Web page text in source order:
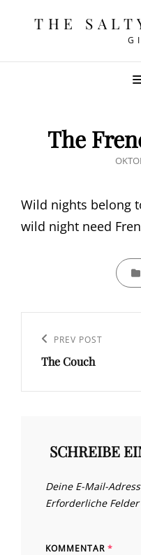
THE
The
Wild nights belong
wild night need
Navigation
Previous
Post
PREV POST
The Couch
SCHREIBE
Deine E-Mail-
Erforderliche
KOMMENTAR *